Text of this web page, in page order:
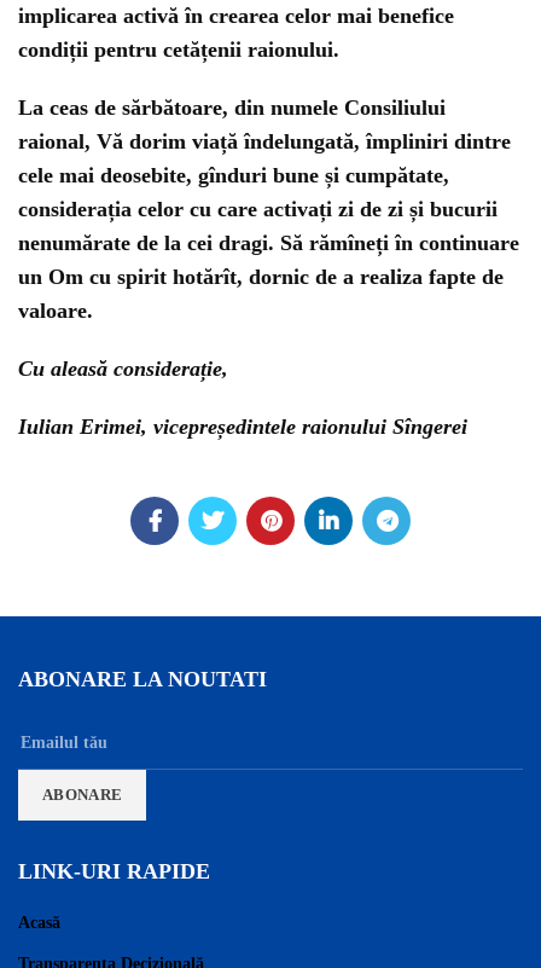
implicarea activă în crearea celor mai benefice
condiții pentru cetățenii raionului.
La ceas de sărbătoare, din numele Consiliului
raional, Vă dorim viață îndelungată, împliniri dintre
cele mai deosebite, gînduri bune și cumpătate,
considerația celor cu care activați zi de zi și bucurii
nenumărate de la cei dragi. Să rămîneți în continuare
un Om cu spirit hotărît, dornic de a realiza fapte de
valoare.
Cu aleasă considerație,
Iulian Erimei, vicepreședintele raionului Sîngerei
ABONARE LA NOUTATI
LINK-URI RAPIDE
Acasă
Transparența Decizională